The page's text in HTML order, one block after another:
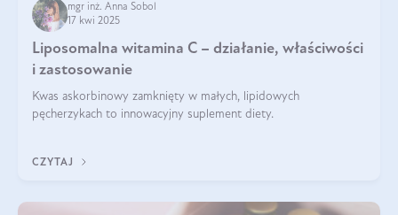
mgr inż. Anna Sobol
17 kwi 2025
Liposomalna witamina C – działanie, właściwości
i zastosowanie
Kwas askorbinowy zamknięty w małych, lipidowych
pęcherzykach to innowacyjny suplement diety.
CZYTAJ